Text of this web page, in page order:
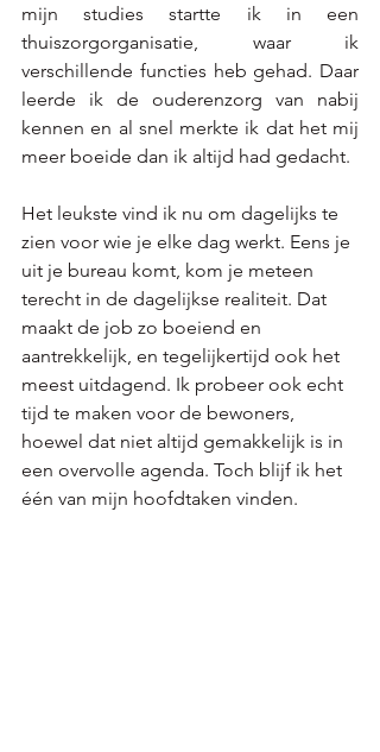
mijn studies startte ik in een
thuiszorgorganisatie, waar ik
verschillende functies heb gehad. Daar
leerde ik de ouderenzorg van nabij
kennen en al snel merkte ik dat het mij
meer boeide dan ik altijd had gedacht.
Het leukste vind ik nu om dagelijks te
zien voor wie je elke dag werkt. Eens je
uit je bureau komt, kom je meteen
terecht in de dagelijkse realiteit. Dat
maakt de job zo boeiend en
aantrekkelijk, en tegelijkertijd ook het
meest uitdagend. Ik probeer ook echt
tijd te maken voor de bewoners,
hoewel dat niet altijd gemakkelijk is in
een overvolle agenda. Toch blijf ik het
één van mijn hoofdtaken vinden.